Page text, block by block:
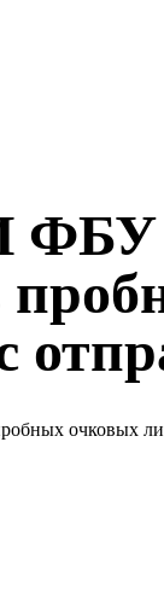
очковых линз